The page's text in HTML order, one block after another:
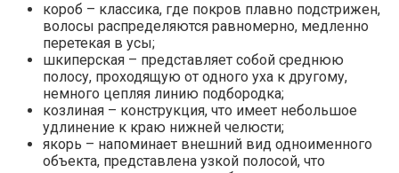
короб – классика, где покров плавно подстрижен,
волосы распределяются равномерно, медленно
перетекая в усы;
шкиперская – представляет собой среднюю
полосу, проходящую от одного уха к другому,
немного цепляя линию подбородка;
козлиная – конструкция, что имеет небольшое
удлинение к краю нижней челюсти;
якорь – напоминает внешний вид одноименного
объекта, представлена узкой полосой, что